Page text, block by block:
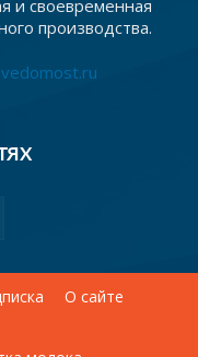
и своевременная
производства.
О сайте